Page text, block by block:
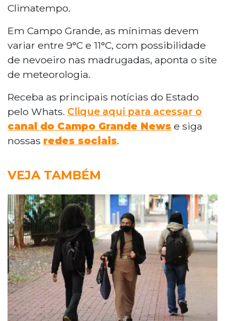
Climatempo.
Em Campo Grande, as mínimas devem
variar entre 9°C e 11°C, com possibilidade
de nevoeiro nas madrugadas, aponta o site
de meteorologia.
Receba as principais notícias do Estado
pelo Whats. Clique aqui para acessar o
canal do Campo Grande News e siga
nossas redes sociais.
VEJA TAMBÉM